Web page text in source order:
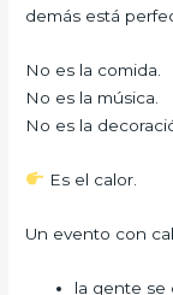
demás está
No es la comida.
No es la música.
No es la
Es el calor.
Un evento con
la gente se